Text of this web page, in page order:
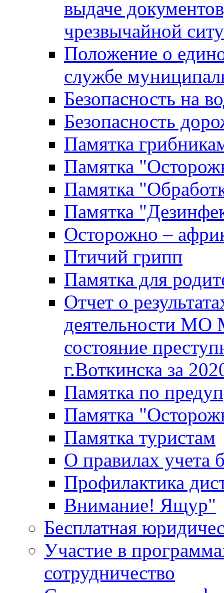
выдаче
чрезвычайной
Положение о
службе
Безопасность на
Безопасность
Памятка
Памятка
Памятка
Памятка
Осторожно –
Птичий грипп
Памятка для
Отчет о
деятельности МО
состояние
г.Воткинска за
Памятка по
Памятка
Памятка туристам
О правилах учета
Профилактика
Внимание! Ящур"
Бесплатная
Участие в
сотрудничество